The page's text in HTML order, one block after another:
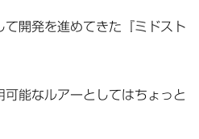
て開発を進めてきた『ミドスト
可能なルアーとしてはちょっと